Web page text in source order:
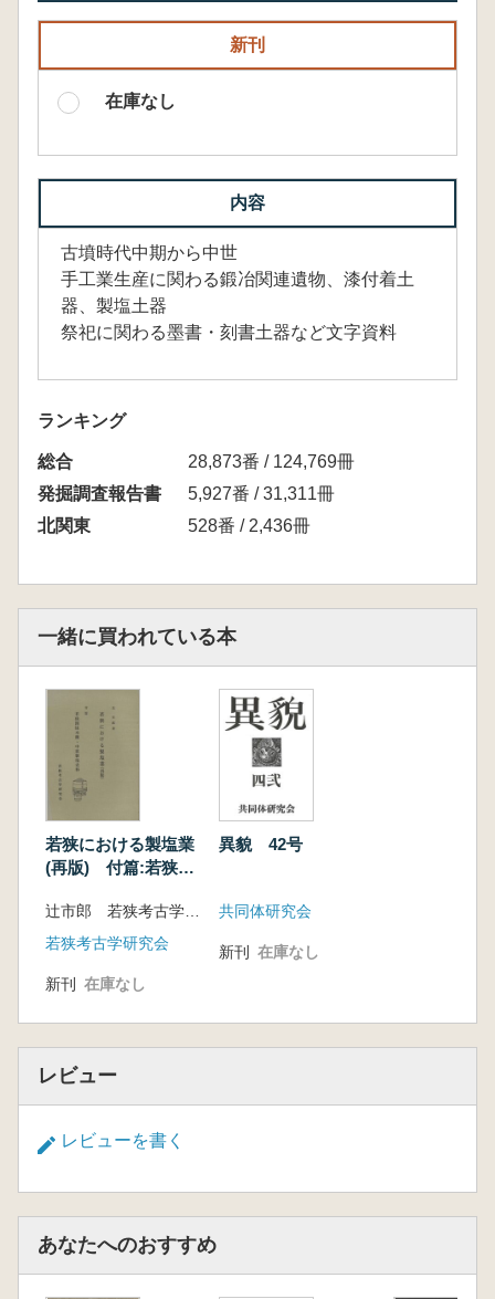
新刊
在庫なし
内容
古墳時代中期から中世
手工業生産に関わる鍛冶関連遺物、漆付着土
器、製塩土器
祭祀に関わる墨書・刻書土器など文字資料
ランキング
総合
28,873番 / 124,769冊
発掘調査報告書
5,927番 / 31,311冊
北関東
528番 / 2,436冊
一緒に買われている本
若狭における製塩業
(再版) 付篇:若狭関
料
辻市郎 若狭考古学研究会 編
若狭考古学研究会
新刊 在庫なし
異貌 42号
共同体研究会
新刊 在庫なし
レビュー
レビューを書く
あなたへのおすすめ